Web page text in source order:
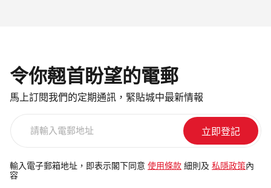
令你翹首盼望的電郵
馬上訂閱我們的定期通訊，緊貼城中最新情報
電
郵
輸入電子郵箱地址，即表示閣下同意 使用條款 細則及 私隱政策 內
容